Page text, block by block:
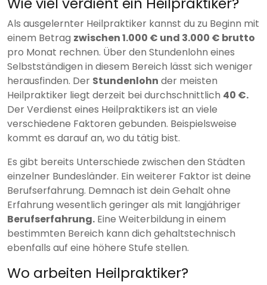
Als ausgelernter Heilpraktiker kannst du zu Beginn mit
einem Betrag zwischen 1.000 € und 3.000 € brutto
pro Monat rechnen. Über den Stundenlohn eines
Selbstständigen in diesem Bereich lässt sich weniger
herausfinden. Der Stundenlohn der meisten
Heilpraktiker liegt derzeit bei durchschnittlich 40 €.
Der Verdienst eines Heilpraktikers ist an viele
verschiedene Faktoren gebunden. Beispielsweise
kommt es darauf an, wo du tätig bist.
Es gibt bereits Unterschiede zwischen den Städten
einzelner Bundesländer. Ein weiterer Faktor ist deine
Berufserfahrung. Demnach ist dein Gehalt ohne
Erfahrung wesentlich geringer als mit langjähriger
Berufserfahrung. Eine Weiterbildung in einem
bestimmten Bereich kann dich gehaltstechnisch
ebenfalls auf eine höhere Stufe stellen.
Wo arbeiten Heilpraktiker?